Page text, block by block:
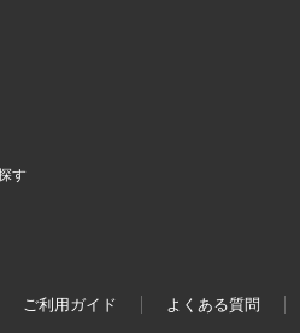
す
ご利用ガイド よくある質問